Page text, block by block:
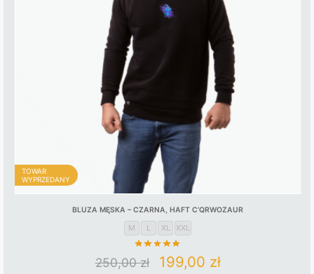
TOWAR
WYPRZEDANY
BLUZA MĘSKA – CZARNA, HAFT C’QRWOZAUR
M L XL XXL
250,00zł
Original
199,00 złCurrent